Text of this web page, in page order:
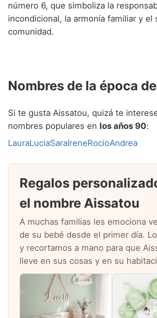
número 6, que simboliza la
incondicional, la armonía familiar y el
comunidad.
Nombres de la época
Si te gusta Aissatou, quizá te
nombres populares en los años 90:
LauraLuciaSaraIreneRocioAndrea
Regalos
el nombre Aissatou
A muchas familias les emociona
de su bebé desde el primer día.
y recortamos a mano para que
lleve en sus cosas y en su